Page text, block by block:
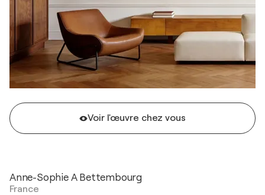
Voir l'œuvre chez vous
Anne-Sophie A Bettembourg
France